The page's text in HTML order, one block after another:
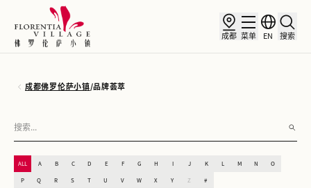
成都 菜单 EN 搜索
成都佛罗伦萨小镇/品牌荟萃
ALL A B C D E F G H K M N O
P Q R S T U V W X Y Z #